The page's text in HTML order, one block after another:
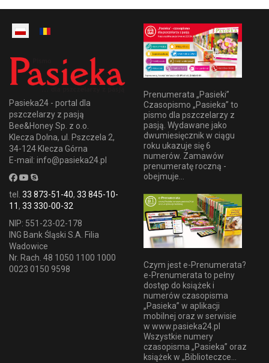
Pasieka24 - portal dla
pszczelarzy z pasją
Bee&Honey Sp. z o.o.
Klecza Dolna, ul. Pszczela 2,
34-124 Klecza Górna
E-mail: info@pasieka24.pl
tel. 33 873-51-40, 33 845-10-
11, 33 330-00-32
NIP: 551-23-02-178
ING Bank Śląski S.A. Filia
Wadowice
Nr. Rach. 48 1050 1100 1000
0023 0150 9598
Prenumerata „Pasieki”
Czasopismo „Pasieka” to
pismo dla pszczelarzy z
pasją. Wydawane jako
dwumiesięcznik w ciągu
roku ukazuje się 6
numerów. Zamawów
prenumeratę roczną -
obejmuje...
Czym jest e-Prenumerata?
e-Prenumerata to pełny
dostęp do książek i
numerów czasopisma
„Pasieka” w aplikacji
mobilnej oraz w serwisie
w www.pasieka24.pl
Wszystkie numery
czasopisma „Pasieka” oraz
książek w „Biblioteczce...